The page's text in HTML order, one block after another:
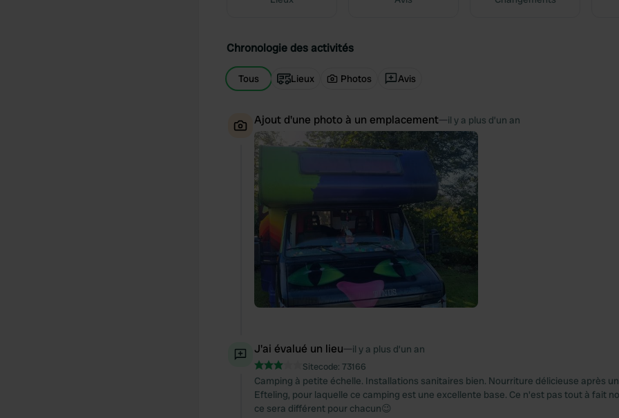
Chronologie des activités
Tous Lieux Photos Avis
Ajout d'une photo à un emplacement—il y a plus d’un an
J'ai évalué un lieu—il y a plus d’un an
Sitecode: 73166
Camping à petite échelle. Installations sanitaires bien. Nourriture délicieuse après
Efteling, pour laquelle ce camping est une excellente base. Ce n'est pas tout à fait
ce sera différent pour chacun😉